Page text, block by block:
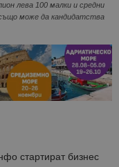
лева 100 малки и средни
може да кандидатства
стартират бизнес